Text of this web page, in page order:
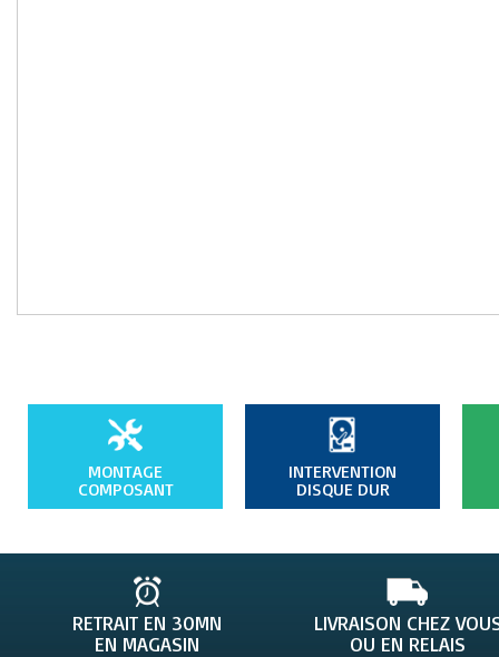
MONTAGE
COMPOSANT
INTERVENTION
DISQUE DUR
RETRAIT EN 30MN
EN MAGASIN
LIVRAISON CHEZ
OU EN RELAIS